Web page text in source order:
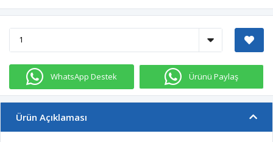
WhatsApp Destek Ürünü Paylaş
Ürün Açıklaması